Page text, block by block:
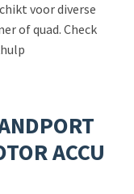
voor diverse
of quad. Check
ACCU